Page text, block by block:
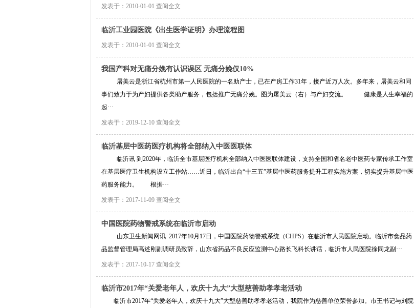
发表于：2010-01-01 查阅全文
临沂工业园医院《出生医学证明》办理流程图
发表于：2010-01-01 查阅全文
我国产科对无痛分娩有认识误区 无痛分娩仅10%
屠美云是浙江省杭州市第一人民医院的一名助产士，已在产房工作31年，接产近万人次。多年来，屠美云和同
事们致力于为产妇提供各类助产服务，包括推广无痛分娩。图为屠美云（右）与产妇交流。 健康是人生幸福的
起···
发表于：2019-12-10 查阅全文
临沂基层中医药医疗机构将全部纳入中医医联体
临沂讯 到2020年，临沂全市基层医疗机构全部纳入中医医联体建设，支持全国和省名老中医药专家传承工作室
在基层医疗卫生机构设立工作站……近日，临沂出台“十三五”基层中医药服务提升工程实施方案，切实提升基层中医
药服务能力。 根据···
发表于：2017-11-09 查阅全文
中国医院药物警戒系统在临沂市启动
山东卫生新闻网讯 2017年10月17日，中国医院药物警戒系统（CHPS）在临沂市人民医院启动。临沂市食品药
品监督管理局高述刚副调研员致辞，山东省药品不良反应监测中心路长飞科长讲话，临沂市人民医院徐同龙副···
发表于：2017-10-17 查阅全文
临沂市2017年“关爱老年人，欢庆十九大”大型慈善助孝孝老活动
临沂市2017年“关爱老年人，欢庆十九大”大型慈善助孝孝老活动，我院作为慈善单位荣誉参加。市王书记与刘院